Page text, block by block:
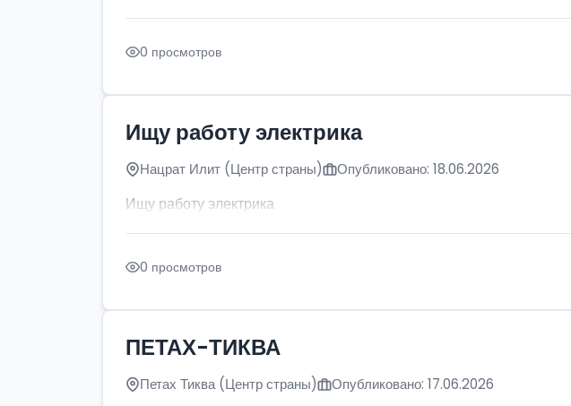
0 просмотров
Ищу работу электрика
Нацрат Илит (Центр страны) Опубликовано: 18.06.2026
Ищу работу электрика
0 просмотров
ПЕТАХ-ТИКВА
Петах Тиква (Центр страны) Опубликовано: 17.06.2026